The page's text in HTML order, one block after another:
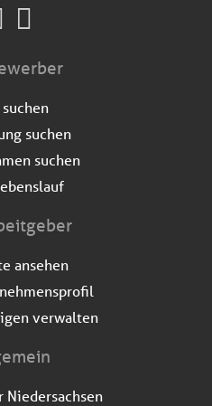
suchen
suchen
suchen
ansehen
verwalten
Niedersachsen